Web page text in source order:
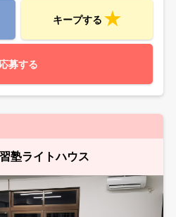
キープする
応募する
塾ライトハウス